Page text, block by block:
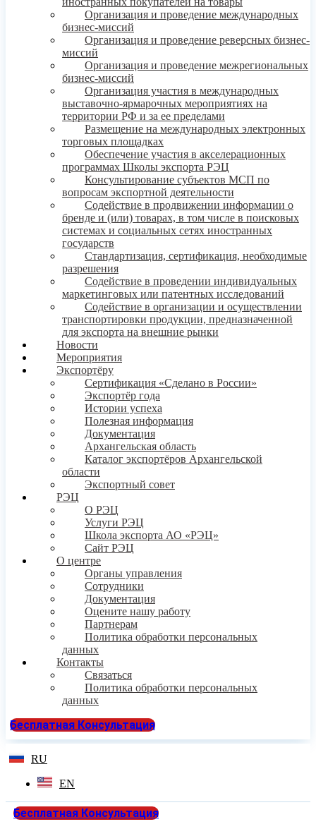
Организация и проведение международных
бизнес-миссий
Организация и проведение реверсных бизнес-
миссий
Организация и проведение межрегиональных
бизнес-миссий
Организация участия в международных
выставочно-ярмарочных мероприятиях на
территории РФ и за ее пределами
Размещение на международных электронных
торговых площадках
Обеспечение участия в акселерационных
программах Школы экспорта РЭЦ
Консультирование субъектов МСП по
вопросам экспортной деятельности
Содействие в продвижении информации о
бренде и (или) товарах, в том числе в поисковых
системах и социальных сетях иностранных
государств
Стандартизация, сертификация, необходимые
разрешения
Содействие в проведении индивидуальных
маркетинговых или патентных исследований
Содействие в организации и осуществлении
транспортировки продукции, предназначенной
для экспорта на внешние рынки
Новости
Мероприятия
Экспортёру
Сертификация «Сделано в России»
Экспортёр года
Истории успеха
Полезная информация
Документация
Архангельская область
Каталог экспортёров Архангельской
области
Экспортный совет
РЭЦ
О РЭЦ
Услуги РЭЦ
Школа экспорта АО «РЭЦ»
Сайт РЭЦ
О центре
Органы управления
Сотрудники
Документация
Оцените нашу работу
Партнерам
Политика обработки персональных
данных
Контакты
Связаться
Политика обработки персональных
данных
Бесплатная Консультация
RU
EN
Бесплатная Консультация